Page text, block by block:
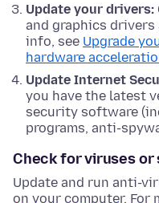
Update your drivers:
and graphics drivers
info, see Upgrade
hardware
Update Internet
you have the latest
security software
programs, anti-
Check for viruses or
Update and run anti-
on your computer. For